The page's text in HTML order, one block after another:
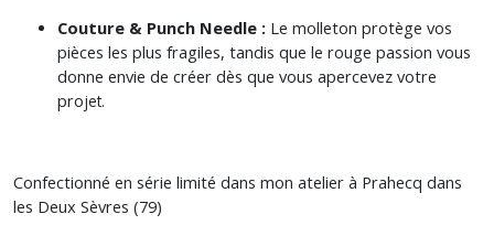
Couture & Punch Needle : Le molleton protège vos
pièces les plus fragiles, tandis que le rouge passion vous
donne envie de créer dès que vous apercevez votre
projet.
Confectionné en série limité dans mon atelier à Prahecq dans
les Deux Sèvres (79)